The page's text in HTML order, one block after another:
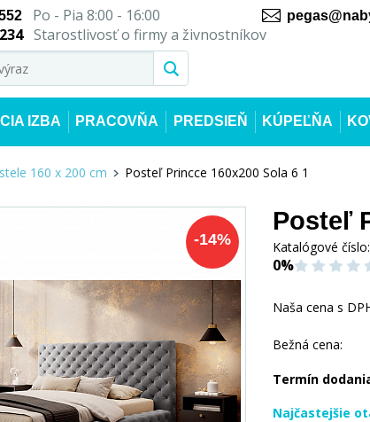
Po - Pia 8:00 - 16:00
Starostlivosť o firmy a živnostníkov
IZBA PRACOVŇA PREDSIEŇ KÚPEĽŇA
160 x 200 cm Posteľ Princce 160x200 Sola 6 1
-14%
Posteľ
Katalógové číslo:
0%
Naša cena s
Bežná cena:
Termín
Najčastejšie